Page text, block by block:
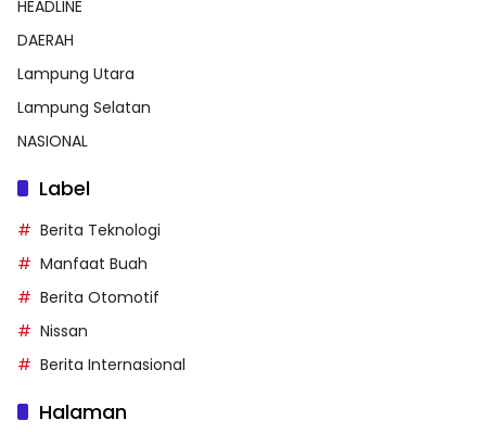
HEADLINE
DAERAH
Lampung Utara
Lampung Selatan
NASIONAL
Label
Berita Teknologi
Manfaat Buah
Berita Otomotif
Nissan
Berita Internasional
Halaman